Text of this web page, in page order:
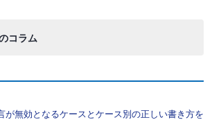
コラム
が無効となるケースとケース別の正しい書き方を